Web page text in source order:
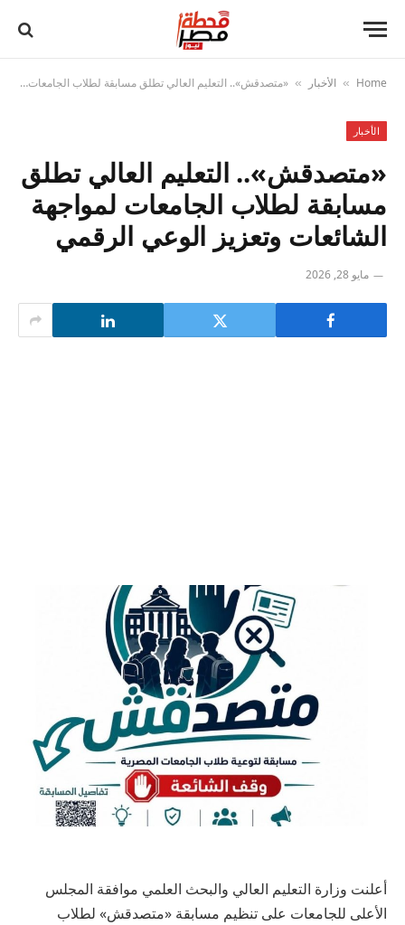
Home
» الأخبار » «متصدقش».. التعليم العالي تطلق مسابقة لطلاب الجامعات لمواجهة الشائعات وتعزيز الوعي الرقمي
الأخبار
«متصدقش».. التعليم العالي تطلق
مسابقة لطلاب الجامعات لمواجهة
الشائعات وتعزيز الوعي الرقمي
مايو 28, 2026
أعلنت وزارة التعليم العالي والبحث العلمي موافقة المجلس
الأعلى للجامعات على تنظيم مسابقة «متصدقش» لطلاب